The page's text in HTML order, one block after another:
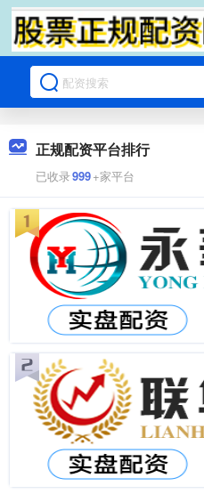
正规配资平台排行
已收录999+家平台